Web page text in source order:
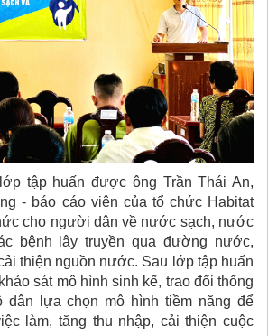
tập huấn được ông Trần Thái An,
- báo cáo viên của tổ chức Habitat
cho người dân về nước sạch, nước
bệnh lây truyền qua đường nước,
thiện nguồn nước. Sau lớp tập huấn
sát mô hình sinh kế, trao đổi thống
dân lựa chọn mô hình tiềm năng để
làm, tăng thu nhập, cải thiện cuộc